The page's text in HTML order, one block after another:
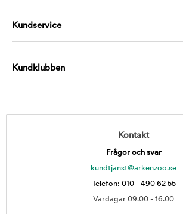
Kundservice
Kundklubben
Kontakt
Frågor och svar
kundtjanst@arkenzoo.se
Telefon: 010 - 490 62 55
Vardagar 09.00 - 16.00